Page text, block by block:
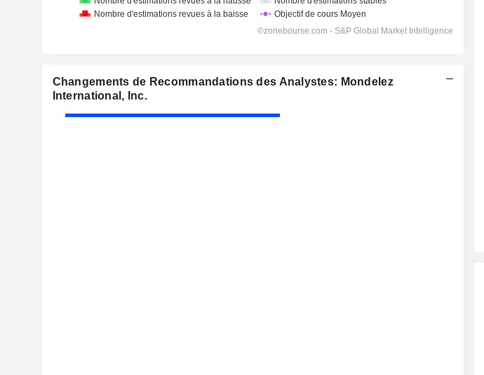
Changements de Recommandations des Analystes: Mondelez
International, Inc.